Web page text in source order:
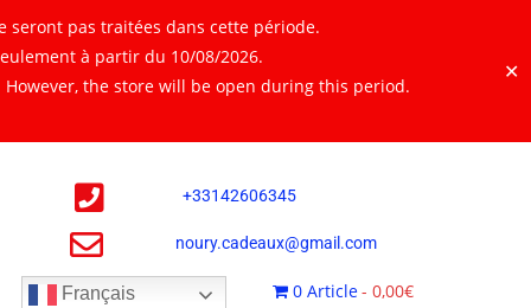
seront pas traitées dans cette période.
à partir du 10/08/2026.
the store will be open during this period.
✕
+33142606345
noury.cadeaux@gmail.com
Français 0 Article
0,00€